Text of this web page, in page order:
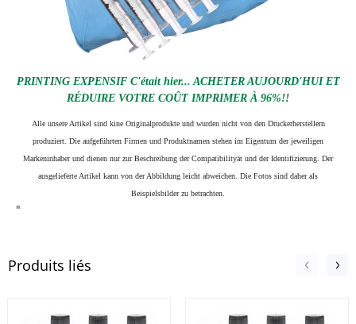
PRINTING EXPENSIF C'était hier... ACHETER AUJOURD'HUI ET
RÉDUIRE VOTRE COÛT IMPRIMER À 96%!!
Alle unsere Artikel sind kine Originalprodukte und wurden nicht von den Druckerherstellern
produziert. Die aufgeführten Firmen und Produktnamen stehen im Eigentum der jeweiligen
Markeninhaber und dienen nur zur Beschreibung der Compatibilityät und der Identifizierung. Der
ausgelieferte Artikel kann von der Abbildung leicht abweichen. Die Fotos sind daher als
Beispielsbilder zu betrachten.
"
Produits liés